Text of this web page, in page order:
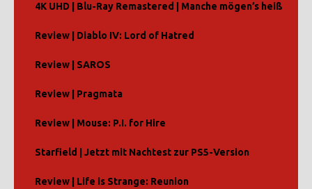
4K UHD | Blu-Ray Remastered | Manche mögen’s heiß
Review | Diablo IV: Lord of Hatred
Review | SAROS
Review | Pragmata
Review | Mouse: P.I. for Hire
Starfield | Jetzt mit Nachtest zur PS5-Version
Review | Life is Strange: Reunion